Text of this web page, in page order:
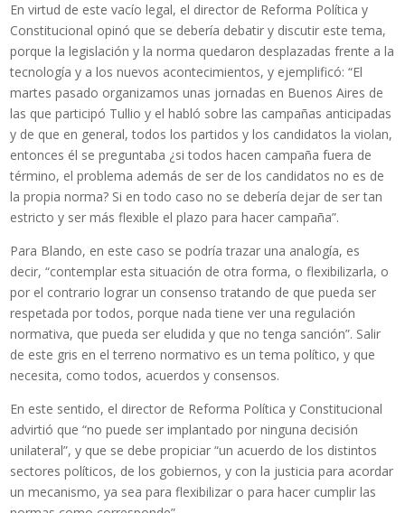
En virtud de este vacío legal, el director de Reforma Política y
Constitucional opinó que se debería debatir y discutir este tema,
porque la legislación y la norma quedaron desplazadas frente a la
tecnología y a los nuevos acontecimientos, y ejemplificó: “El
martes pasado organizamos unas jornadas en Buenos Aires de
las que participó Tullio y el habló sobre las campañas anticipadas
y de que en general, todos los partidos y los candidatos la violan,
entonces él se preguntaba ¿si todos hacen campaña fuera de
término, el problema además de ser de los candidatos no es de
la propia norma? Si en todo caso no se debería dejar de ser tan
estricto y ser más flexible el plazo para hacer campaña”.
Para Blando, en este caso se podría trazar una analogía, es
decir, “contemplar esta situación de otra forma, o flexibilizarla, o
por el contrario lograr un consenso tratando de que pueda ser
respetada por todos, porque nada tiene ver una regulación
normativa, que pueda ser eludida y que no tenga sanción”. Salir
de este gris en el terreno normativo es un tema político, y que
necesita, como todos, acuerdos y consensos.
En este sentido, el director de Reforma Política y Constitucional
advirtió que “no puede ser implantado por ninguna decisión
unilateral”, y que se debe propiciar “un acuerdo de los distintos
sectores políticos, de los gobiernos, y con la justicia para acordar
un mecanismo, ya sea para flexibilizar o para hacer cumplir las